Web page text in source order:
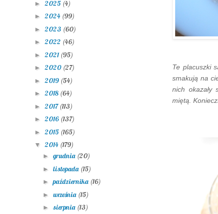
Te placuszki
smakują na
nich okazały
miętą.
► 2025 (4)
► 2024 (99)
► 2023 (60)
► 2022 (46)
► 2021 (95)
► 2020 (27)
► 2019 (54)
► 2018 (64)
► 2017(113)
► 2016 (137)
► 2015 (165)
▼ 2014 (179)
► grudnia (20)
► listopada (15)
►października (16)
► września (15)
► sierpnia (13)